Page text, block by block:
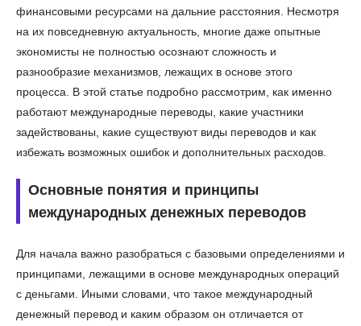
финансовыми ресурсами на дальние расстояния. Несмотря
на их повседневную актуальность, многие даже опытные
экономисты не полностью осознают сложность и
разнообразие механизмов, лежащих в основе этого
процесса. В этой статье подробно рассмотрим, как именно
работают международные переводы, какие участники
задействованы, какие существуют виды переводов и как
избежать возможных ошибок и дополнительных расходов.
Основные понятия и принципы
международных денежных переводов
Для начала важно разобраться с базовыми определениями и
принципами, лежащими в основе международных операций
с деньгами. Иными словами, что такое международный
денежный перевод и каким образом он отличается от